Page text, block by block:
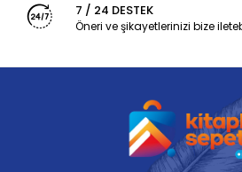
7 / 24 DESTEK
Öneri ve şikayetlerinizi bize